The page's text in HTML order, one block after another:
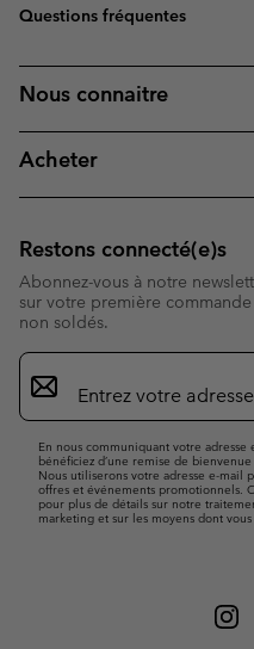
Questions fréquentes
Nous connaitre
Acheter
Restons connecté(e)s
Abonnez-vous à notre
sur votre première commande
non soldés.
Inscription
par
e-
En nous communiquant votre
bénéficiez d’une remise de bienvenue
Nous utiliserons votre adresse e-mail
offres et événements promotionnels.
pour plus de détails sur notre
marketing et sur les moyens dont